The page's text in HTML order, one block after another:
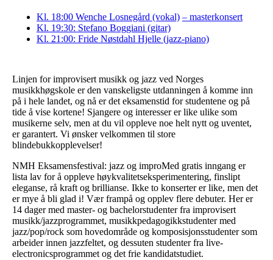
Kl. 18:00 Wenche Losnegård (vokal) – masterkonsert
Kl. 19:30: Stefano Boggiani (gitar)
Kl. 21:00: Fride Nøstdahl Hjelle (jazz-piano)
Linjen for improvisert musikk og jazz ved Norges
musikkhøgskole er den vanskeligste utdanningen å komme inn
på i hele landet, og nå er det eksamenstid for studentene og på
tide å vise kortene! Sjangere og interesser er like ulike som
musikerne selv, men at du vil oppleve noe helt nytt og uventet,
er garantert. Vi ønsker velkommen til store
blindebukkopplevelser!
NMH Eksamensfestival: jazz og improMed gratis inngang er
lista lav for å oppleve høykvalitetseksperimentering, finslipt
eleganse, rå kraft og brillianse. Ikke to konserter er like, men det
er mye å bli glad i! Vær frampå og opplev flere debuter. Her er
14 dager med master- og bachelorstudenter fra improvisert
musikk/jazzprogrammet, musikkpedagogikkstudenter med
jazz/pop/rock som hovedområde og komposisjonsstudenter som
arbeider innen jazzfeltet, og dessuten studenter fra live-
electronicsprogrammet og det frie kandidatstudiet.